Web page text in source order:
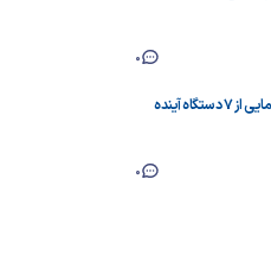
0
از گلکسی S26 FE تا گلکسی تب S12؛ تاریخ رونمایی از ۷ دستگاه آینده
0